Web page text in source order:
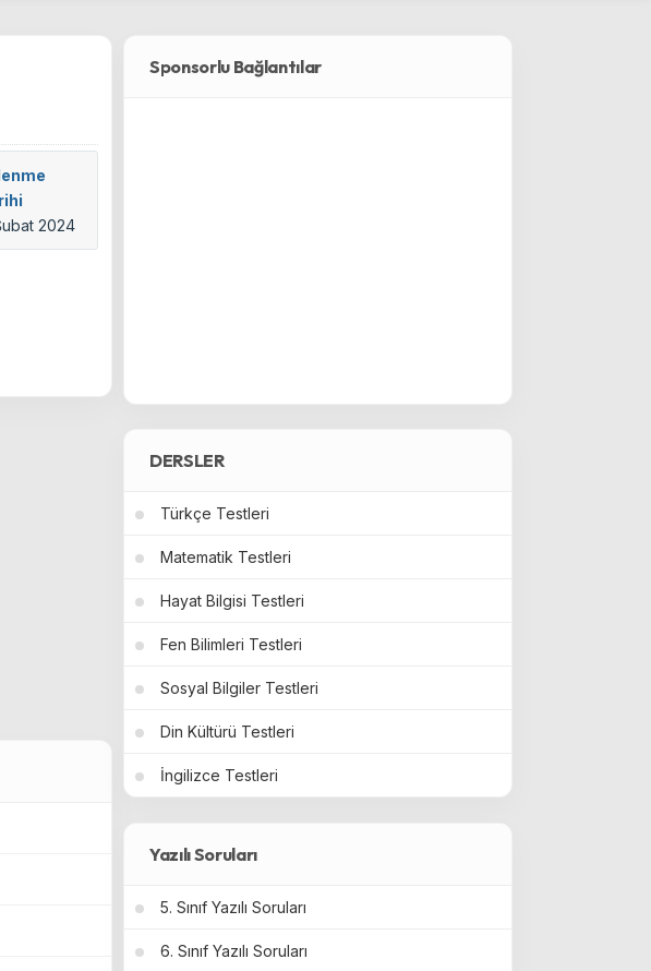
2024
Sponsorlu Bağlantılar
DERSLER
Türkçe Testleri
Matematik Testleri
Hayat Bilgisi Testleri
Fen Bilimleri Testleri
Sosyal Bilgiler Testleri
Din Kültürü Testleri
İngilizce Testleri
Yazılı Soruları
5. Sınıf Yazılı Soruları
6. Sınıf Yazılı Soruları